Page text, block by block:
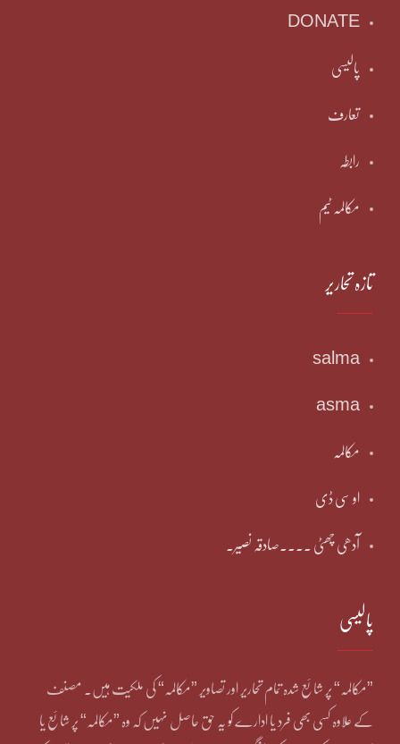
DONATE
پالیسی
تعارف
رابطہ
مکالمہ ٹیم
تازہ تحاریر
salma
asma
مکالمہ
او سی ڈی
آدھی چھٹی ۔۔۔۔صادقہ نصیر۔
پالیسی
”مکالمہ“ پر شائع شدہ تمام تحاریر اور تصاویر ”مکالمہ“ کی ملکیت ہیں۔ مصنف
کے علاوہ کسی بھی فرد یا ادارے کو یہ حق حاصل نہیں کہ وہ ”مکالمہ“ پر شائع یا